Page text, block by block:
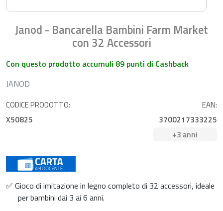
Janod - Bancarella Bambini Farm Market
con 32 Accessori
Con questo prodotto accumuli 89 punti di Cashback
JANOD
CODICE PRODOTTO:
X50825
EAN:
3700217333225
+3 anni
✅ Gioco di imitazione in legno completo di 32 accessori, ideale
per bambini dai 3 ai 6 anni.